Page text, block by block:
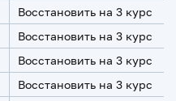
Восстановить на 3 курс
Восстановить на 3 курс
Восстановить на 3 курс
Восстановить на 3 курс